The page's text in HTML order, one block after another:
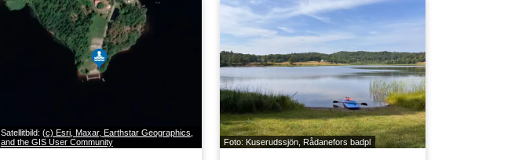
Satellitbild: (c) Esri, Maxar, Earthstar Geographics,
and the GIS User Community
Foto: Kuserudssjön, Rådanefors badpl